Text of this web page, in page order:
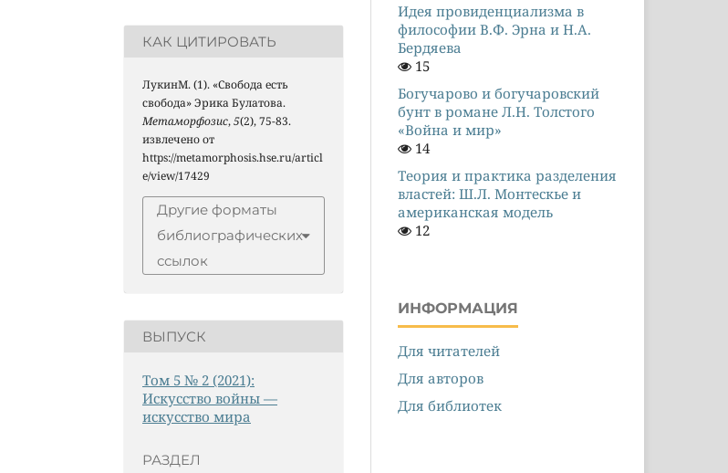
КАК ЦИТИРОВАТЬ
ЛукинМ. (1). «Свобода есть
свобода» Эрика Булатова.
Метаморфозис,5(2), 75-83.
извлечено от
https://metamorphosis.hse.ru/articl
e/view/17429
Другие форматы
библиографических
ссылок
ВЫПУСК
Том 5 № 2 (2021):
Искусство войны —
искусство мира
РАЗДЕЛ
Идея провиденциализма в
философии В.Ф. Эрна и Н.А.
Бердяева
15
Богучарово и богучаровский
бунт в романе Л.Н. Толстого
«Война и мир»
14
Теория и практика разделения
властей: Ш.Л. Монтескье и
американская модель
12
ИНФОРМАЦИЯ
Для читателей
Для авторов
Для библиотек